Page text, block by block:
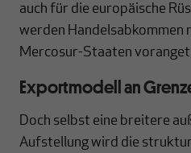
auch für die europäische
werden Handelsabkommen
Mercosur-Staaten
Exportmodell an
Doch selbst eine breitere
Aufstellung wird die